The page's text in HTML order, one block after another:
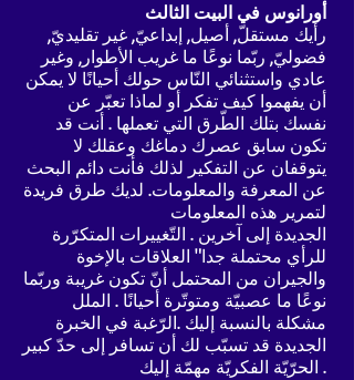
أورانوس في البيت الثالث
رأيك مستقلّ, أصيل, إبداعيّ, غير تقليديّ,
فضوليّ, ربّما نوعًا ما غريب الأطوار, وغير
عادي واستثنائي النّاس حولك أحيانًا لا يمكن
أن يفهموا كيف تفكر أو لماذا تعبّر عن
نفسك بتلك الطّرق التي تعملها . أنت قد
تكون سابق عصرك دماغك وعقلك لا
يتوقفان عن التفكير لذلك فأنت دائم البحث
عن المعرفة والمعلومات. لديك طرق فريدة
لتمرير هذه المعلومات
الجديدة إلى آخرين . التّغييرات المتكرّرة
للرأي محتملة جدا" العلاقات بالإخوة
والجيران من المحتمل أنّ تكون غريبة وربّما
نوعًا ما عصبيّة ومتوتّرة أحيانًا . الملل
مشكلة بالنسبة إليك .الرّغبة في الخبرة
الجديدة قد تسبّب لك أن تسافر إلى حدّ كبير
. الحرّيّة الفكريّة مهمّة إليك